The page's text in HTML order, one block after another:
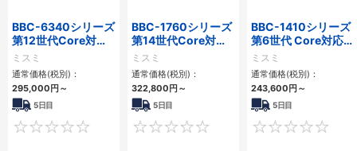
BBC-6340シリーズ
第12世代Core対応
小型フロアマウント
PC2PCI/2PCIe
ミスミ
通常価格(税別)：
295,000円～
5日目
0
BBC-1760シリーズ
第14世代Core対応
小型フロアマウント
3PCIe
ミスミ
通常価格(税別)：
322,800円～
5日目
0
BBC-1410シリーズ
第6世代 Core対応フ
ロアマウントFAPC
3PCI・3PCIe
ミスミ
通常価格(税別)：
243,600円～
5日目